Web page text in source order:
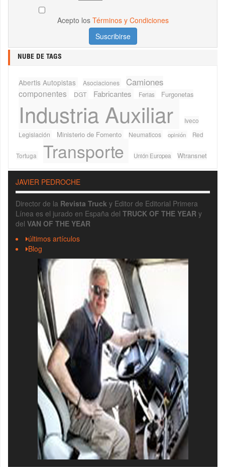
Acepto los Términos y Condiciones
NUBE DE TAGS
Abertis Autopistas Asociaciones Camiones
componentes DGT Fabricantes Ferias Furgonetas
Industria Auxiliar
Iveco
Legislación
Ministerio de Fomento Neumaticos opinión Red
Tortuga Transporte Unión Europea Wtransnet
JAVIER PEDROCHE
Director de la Revista Truck y Editor de Editorial Primera
Línea es el jurado en España del TRUCK OF THE YEAR y
del VAN OF THE YEAR
últimos artículos
Blog